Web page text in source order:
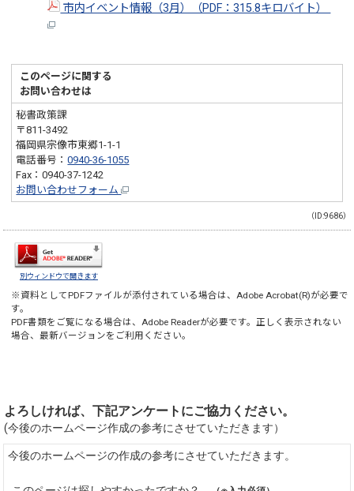
市内イベント情報（3月）（PDF：315.8キロバイト）
このページに関する
お問い合わせは
秘書政策課
〒811-3492
福岡県宗像市東郷1-1-1
電話番号：0940-36-1055
Fax：0940-37-1242
お問い合わせフォーム
（ID:9686）
別ウィンドウで開きます
※資料としてPDFファイルが添付されている場合は、Adobe Acrobat(R)が必要で
す。
PDF書類をご覧になる場合は、Adobe Readerが必要です。正しく表示されない
場合、最新バージョンをご利用ください。